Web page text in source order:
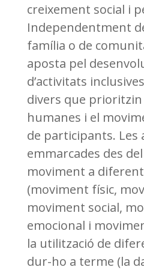
creixement social i
Independentment
família o de
aposta pel
d’activitats
divers que prioritzin
humanes i el
de participants. Les
emmarcades des
moviment a
(moviment físic,
moviment social,
emocional i
la utilització de
dur-ho a terme (la